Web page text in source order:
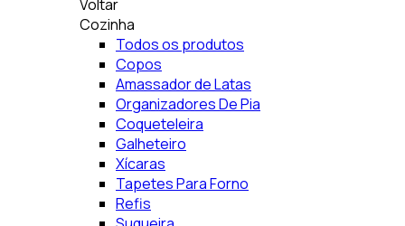
Voltar
Cozinha
Todos os produtos
Copos
Amassador de Latas
Organizadores De Pia
Coqueteleira
Galheteiro
Xícaras
Tapetes Para Forno
Refis